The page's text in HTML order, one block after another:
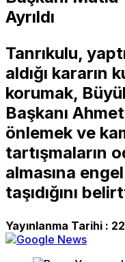
Ayrıldı
Tanrıkulu,
aldığı kararın
korumak,
Başkanı Ahmet
önlemek ve
tartışmaların
almasına
taşıdığını
Yayınlanma Tarihi :